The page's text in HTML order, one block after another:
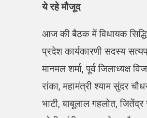
ये रहे मौजूद
आज की बैठक में विधायक सिद्धि
प्रदेश कार्यकारणी सदस्य
मानमल शर्मा, पूर्व जिलाध्यक्ष
रांका, महामंत्री श्याम सुंदर
भाटी, बाबूलाल गहलोत,